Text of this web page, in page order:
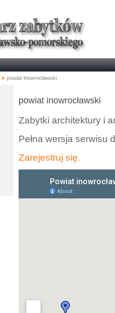
powiat inowrocławski
powiat inowrocławski
Zabytki architektury i
Pełna wersja serwisu
Zarejestruj się.